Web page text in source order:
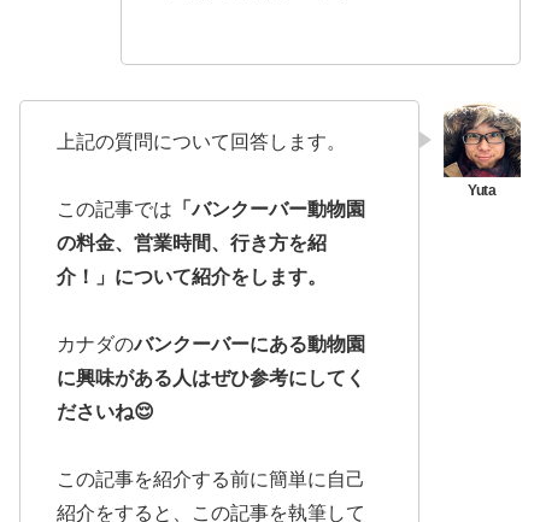
上記の質問について回答します。
この記事では 「バンクーバー動物園
の料金、営業時間、行き方を紹
介！」について紹介をします。
カナダのバンクーバーにある動物園
に興味がある人はぜひ参考にしてく
ださいね😌
この記事を紹介する前に簡単に自己
紹介をすると、この記事を執筆して